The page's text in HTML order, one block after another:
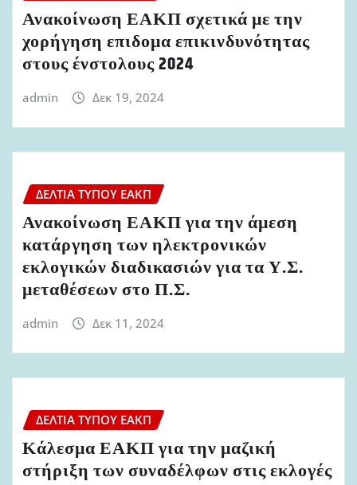
Ανακοίνωση ΕΑΚΠ σχετικά με την
χορήγηση επιδομα επικινδυνότητας
στους ένστολους 2024
admin Δεκ 19, 2024
ΔΕΛΤΊΑ ΤΎΠΟΥ ΕΑΚΠ
Ανακοίνωση ΕΑΚΠ για την άμεση
κατάργηση των ηλεκτρονικών
εκλογικών διαδικασιών για τα Υ.Σ.
μεταθέσεων στο Π.Σ.
admin Δεκ 11, 2024
ΔΕΛΤΊΑ ΤΎΠΟΥ ΕΑΚΠ
Κάλεσμα ΕΑΚΠ για την μαζική
στήριξη των συναδέλφων στις εκλογές